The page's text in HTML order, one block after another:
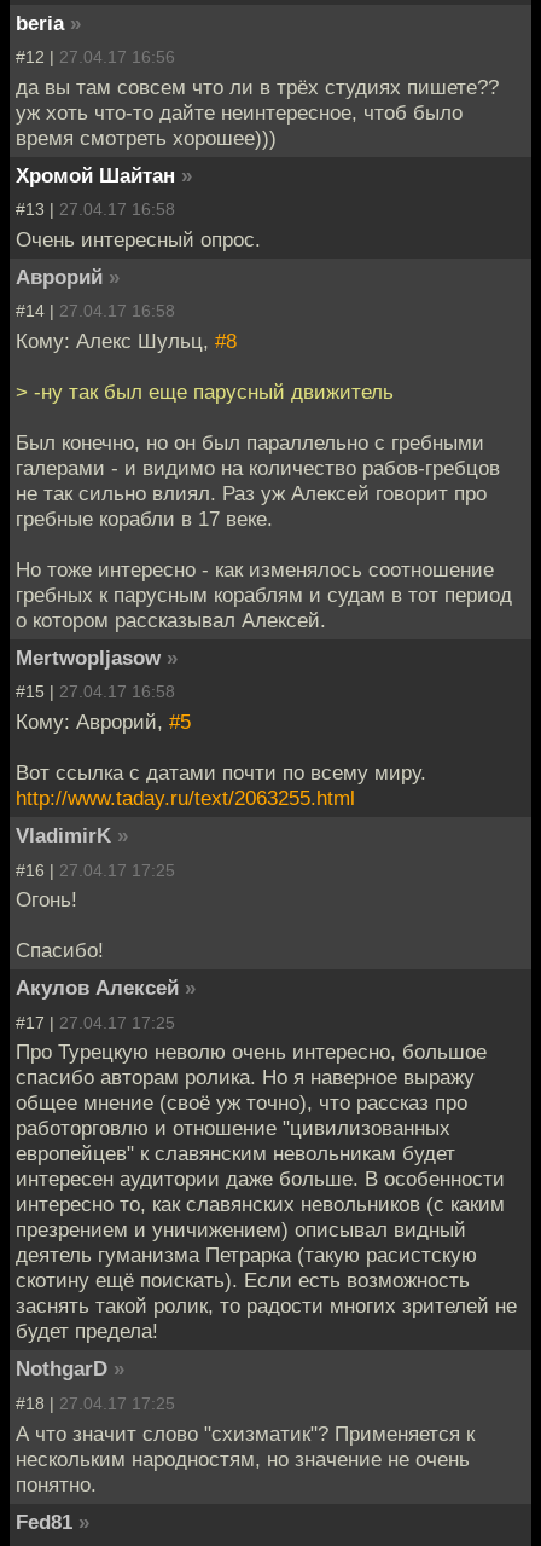
beria »
#12 | 27.04.17 16:56
да вы там совсем что ли в трёх студиях пишете??
уж хоть что-то дайте неинтересное, чтоб было
время смотреть хорошее)))
Хромой Шайтан »
#13 | 27.04.17 16:58
Очень интересный опрос.
Аврорий »
#14 | 27.04.17 16:58
Кому: Алекс Шульц, #8
> -ну так был еще парусный движитель
Был конечно, но он был параллельно с гребными
галерами - и видимо на количество рабов-гребцов
не так сильно влиял. Раз уж Алексей говорит про
гребные корабли в 17 веке.
Но тоже интересно - как изменялось соотношение
гребных к парусным кораблям и судам в тот период
о котором рассказывал Алексей.
Mertwopljasow »
#15 | 27.04.17 16:58
Кому: Аврорий, #5
Вот ссылка с датами почти по всему миру.
http://www.taday.ru/text/2063255.html
VladimirK »
#16 | 27.04.17 17:25
Огонь!
Спасибо!
Акулов Алексей »
#17 | 27.04.17 17:25
Про Турецкую неволю очень интересно, большое
спасибо авторам ролика. Но я наверное выражу
общее мнение (своё уж точно), что рассказ про
работорговлю и отношение "цивилизованных
европейцев" к славянским невольникам будет
интересен аудитории даже больше. В особенности
интересно то, как славянских невольников (с каким
презрением и уничижением) описывал видный
деятель гуманизма Петрарка (такую расистскую
скотину ещё поискать). Если есть возможность
заснять такой ролик, то радости многих зрителей не
будет предела!
NothgarD »
#18 | 27.04.17 17:25
А что значит слово "схизматик"? Применяется к
нескольким народностям, но значение не очень
понятно.
Fed81 »